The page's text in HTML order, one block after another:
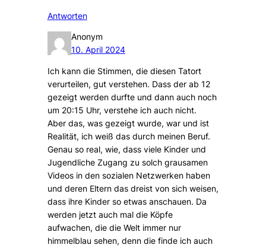
Antworten
Anonym
10. April 2024
Ich kann die Stimmen, die diesen Tatort
verurteilen, gut verstehen. Dass der ab 12
gezeigt werden durfte und dann auch noch
um 20:15 Uhr, verstehe ich auch nicht.
Aber das, was gezeigt wurde, war und ist
Realität, ich weiß das durch meinen Beruf.
Genau so real, wie, dass viele Kinder und
Jugendliche Zugang zu solch grausamen
Videos in den sozialen Netzwerken haben
und deren Eltern das dreist von sich weisen,
dass ihre Kinder so etwas anschauen. Da
werden jetzt auch mal die Köpfe
aufwachen, die die Welt immer nur
himmelblau sehen, denn die finde ich auch